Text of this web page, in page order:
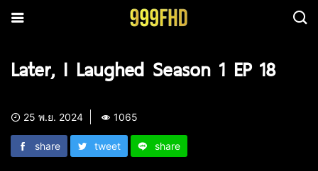
Later, I Laughed Season 1 EP 18
25 พ.ย. 2024 1065
share tweet share